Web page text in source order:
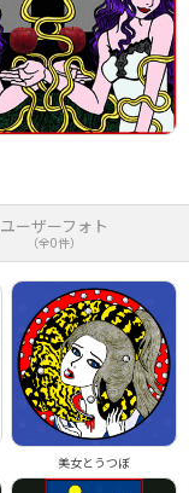
ユーザーフォト
（全0件）
美女とうつぼ